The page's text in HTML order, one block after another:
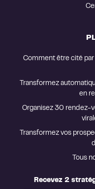
Comment être cité par
Transformez
en
Organisez 30 rendez-
Transformez vos
Tous
Recevez 2